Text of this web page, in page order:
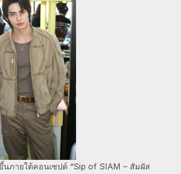
นภายใต้คอนเซปต์ “Sip of SIAM – สัมผัส